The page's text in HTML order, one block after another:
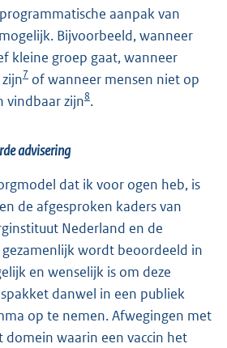
aanpak van
Bijvoorbeeld, wanneer
kleine groep gaat, wanneer
7 of wanneer mensen niet op
vindbaar zijn8.
advisering
dat ik voor ogen heb, is
de afgesproken kaders van
Nederland en de
gezamenlijk wordt beoordeeld in
en wenselijk is om deze
danwel in een publiek
op te nemen. Afwegingen met
waarin een vaccin het